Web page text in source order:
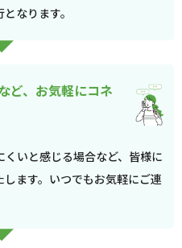
なります。
ど、お気軽にコネ
いと感じる場合など、皆様に
ます。いつでもお気軽にご連